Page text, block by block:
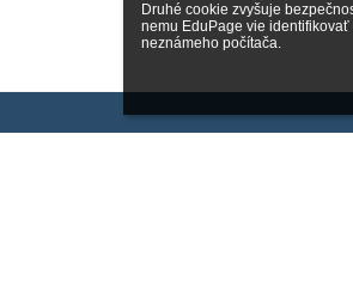
Druhé cookie zvyšuje
nemu EduPage vie
neznámeho počítača.